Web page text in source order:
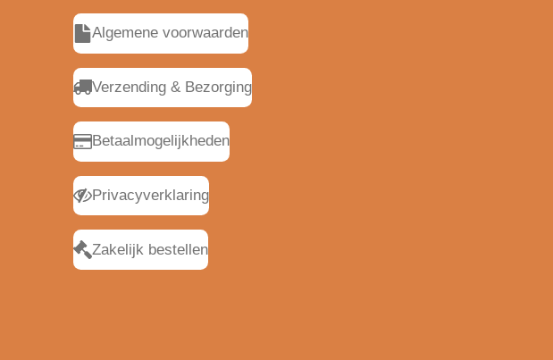
Algemene voorwaarden
Verzending & Bezorging
Betaalmogelijkheden
Privacyverklaring
Zakelijk bestellen